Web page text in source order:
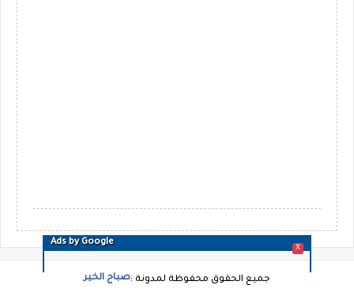
Ads by Google
جميع الحقوق محفوظة لمدونة :صباح الخير